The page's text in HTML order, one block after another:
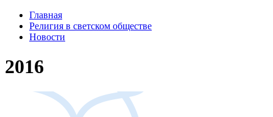
Главная
Религия в светском обществе
Новости
2016